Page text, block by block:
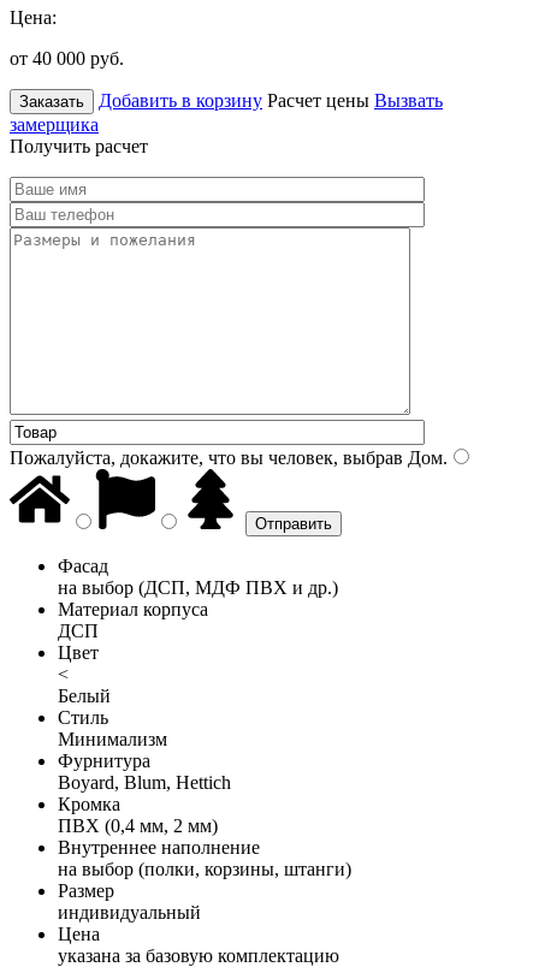
Цена:
от 40 000 руб.
Заказать Добавить в корзину Расчет цены Вызвать
замерщика
Получить расчет
Пожалуйста, докажите, что вы человек, выбрав Дом.
Фасад
на выбор (ДСП, МДФ ПВХ и др.)
Материал корпуса
ДСП
Цвет
<
Белый
Стиль
Минимализм
Фурнитура
Boyard, Blum, Hettich
Кромка
ПВХ (0,4 мм, 2 мм)
Внутреннее наполнение
на выбор (полки, корзины, штанги)
Размер
индивидуальный
Цена
указана за базовую комплектацию